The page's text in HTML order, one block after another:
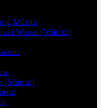
Müritz
Waren (Müritz)
(Müritz)